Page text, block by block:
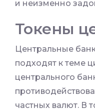
и неизменно
Токены
Центральные
подходят к теме
центрального
частных валют. В